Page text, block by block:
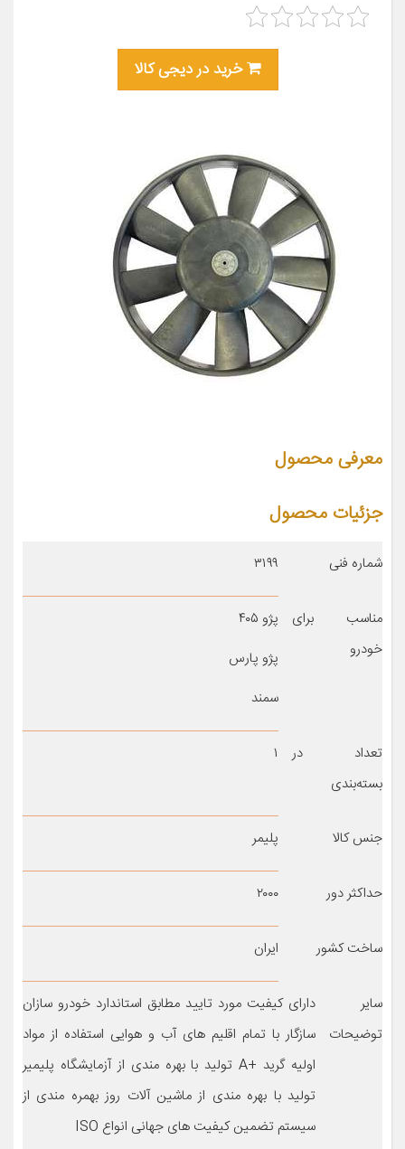
خرید در دیجی کالا
معرفی محصول
جزئیات محصول
شماره فنی ۳۱۹۹
مناسب برای
خودرو
پژو ۴۰۵
پژو پارس
سمند
تعداد در
بسته‌بندی
۱
جنس کالا پلیمر
حداکثر دور ۲۰۰۰
ساخت کشور ایران
سایر
توضیحات
دارای کیفیت مورد تایید مطابق استاندارد خودرو سازان
سازگار با تمام اقلیم های آب و هوایی استفاده از مواد
اولیه گرید +A تولید با بهره مندی از آزمایشگاه پلیمیر
تولید با بهره مندی از ماشین آلات روز بهمره مندی از
سیستم تضمین کیفیت های جهانی انواع ISO